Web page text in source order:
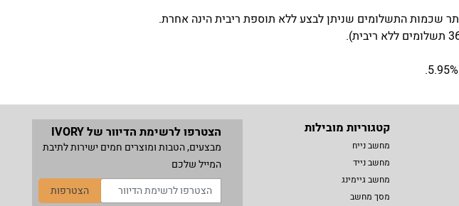
קטגוריות מובילות
מחשב נייח
מחשב נייד
מחשב גיימינג
מסך מחשב
הצטרפו לרשימת הדיוור של IVORY
מבצעים, הטבות ומוצרים חמים ישירות לתיבת
המייל שלכם
הצטרפות